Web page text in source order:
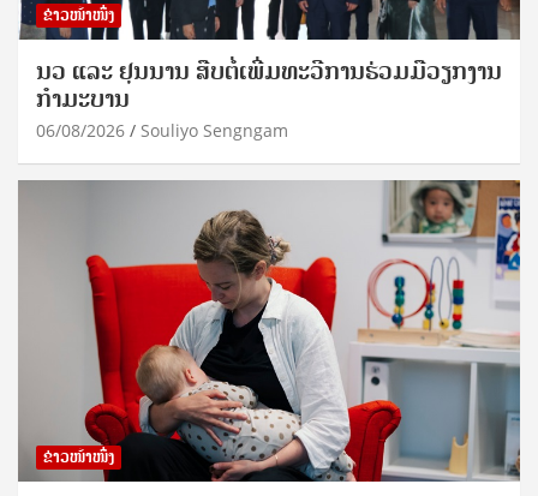
ຂ່າວໜ້າໜຶ່ງ
ນວ ແລະ ຢຸນນານ ສືບຕໍ່ເພີ່ມທະວີການຮ່ວມມືວຽກງານ
ກຳມະບານ
06/08/2026 Souliyo Sengngam
ຂ່າວໜ້າໜຶ່ງ